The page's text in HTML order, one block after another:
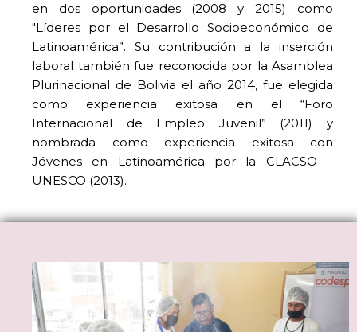
en dos oportunidades (2008 y 2015) como
"Líderes por el Desarrollo Socioeconómico de
Latinoamérica”. Su contribución a la inserción
laboral también fue reconocida por la Asamblea
Plurinacional de Bolivia el año 2014, fue elegida
como experiencia exitosa en el “Foro
Internacional de Empleo Juvenil” (2011) y
nombrada como experiencia exitosa con
Jóvenes en Latinoamérica por la CLACSO –
UNESCO (2013).